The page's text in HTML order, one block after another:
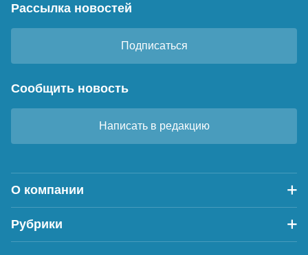
Рассылка новостей
Подписаться
Сообщить новость
Написать в редакцию
О компании
Рубрики